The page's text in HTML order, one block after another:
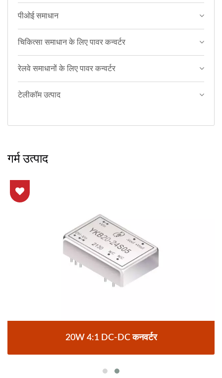
पीओई समाधान
चिकित्सा समाधान के लिए पावर कन्वर्टर
रेलवे समाधानों के लिए पावर कन्वर्टर
टेलीकॉम उत्पाद
गर्म उत्पाद
20W 4:1 DC-DC कनवर्टर